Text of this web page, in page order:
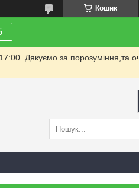
Кошик
Дякуємо за порозуміння,та